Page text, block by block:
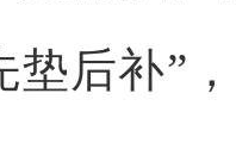
垫后补”